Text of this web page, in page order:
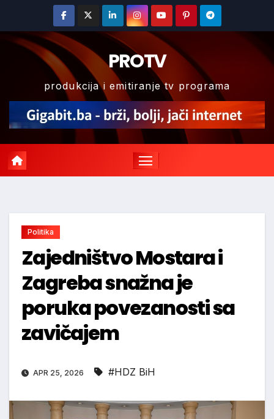
content
PROTV
produkcija i emitiranje tv programa
Politika
Zajedništvo Mostara i
Zagreba snažna je
poruka povezanosti sa
zavičajem
APR 25, 2026 #HDZ BiH